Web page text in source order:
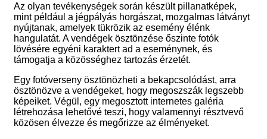
Az olyan tevékenységek során készült pillanatképek,
mint például a jégpályás horgászat, mozgalmas látványt
nyújtanak, amelyek tükrözik az esemény élénk
hangulatát. A vendégek ösztönzése őszinte fotók
lövésére egyéni karaktert ad a eseménynek, és
támogatja a közösséghez tartozás érzetét.
Egy fotóverseny ösztönözheti a bekapcsolódást, arra
ösztönözve a vendégeket, hogy megoszszák legszebb
képeiket. Végül, egy megosztott internetes galéria
létrehozása lehetővé teszi, hogy valamennyi résztvevő
közösen élvezze és megőrizze az élményeket.